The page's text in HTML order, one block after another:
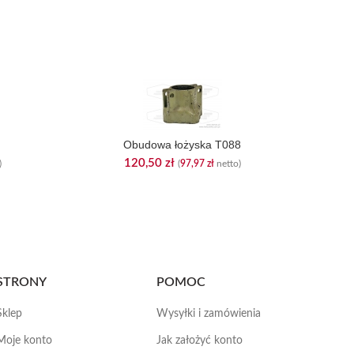
Obudowa łożyska T088
120,50 zł (97,97 złnetto)
konto
POMOC
Wysyłki i zamówienia
Jak założyć konto